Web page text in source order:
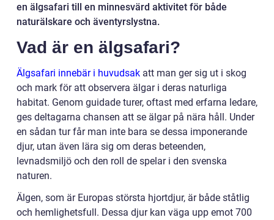
en älgsafari till en minnesvärd aktivitet för både
naturälskare och äventyrslystna.
Vad är en älgsafari?
Älgsafari innebär i huvudsak att man ger sig ut i skog
och mark för att observera älgar i deras naturliga
habitat. Genom guidade turer, oftast med erfarna ledare,
ges deltagarna chansen att se älgar på nära håll. Under
en sådan tur får man inte bara se dessa imponerande
djur, utan även lära sig om deras beteenden,
levnadsmiljö och den roll de spelar i den svenska
naturen.
Älgen, som är Europas största hjortdjur, är både ståtlig
och hemlighetsfull. Dessa djur kan väga upp emot 700